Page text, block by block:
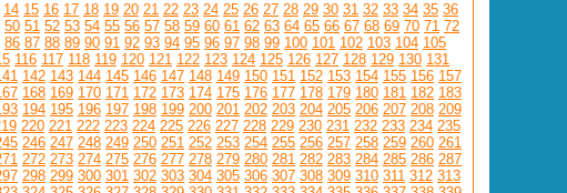
14 15 16 17 18 19 20 21 22 23 24 25 26 27 28 29 30 31 32 33 34 35 36
50 51 52 53 54 55 56 57 58 59 60 61 62 63 64 65 66 67 68 69 70 71 72
86 87 88 89 90 91 92 93 94 95 96 97 98 99 100 101 102 103 104 105
116 117 118 119 120 121 122 123 124 125 126 127 128 129 130 131
142 143 144 145 146 147 148 149 150 151 152 153 154 155 156 157
168 169 170 171 172 173 174 175 176 177 178 179 180 181 182 183
194 195 196 197 198 199 200 201 202 203 204 205 206 207 208 209
220 221 222 223 224 225 226 227 228 229 230 231 232 233 234 235
246 247 248 249 250 251 252 253 254 255 256 257 258 259 260 261
272 273 274 275 276 277 278 279 280 281 282 283 284 285 286 287
298 299 300 301 302 303 304 305 306 307 308 309 310 311 312 313